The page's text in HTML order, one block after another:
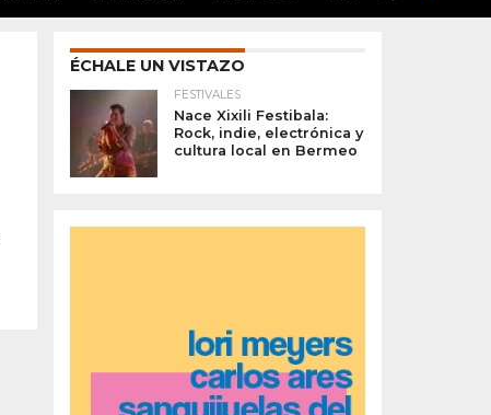
ÉCHALE UN VISTAZO
FESTIVALES
Nace Xixili Festibala:
Rock, indie, electrónica y
cultura local en Bermeo